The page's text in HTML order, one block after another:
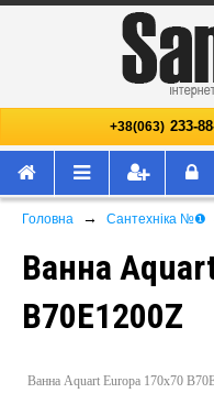
+38(063) 233-
Головна → Сантехніка №❶
Ванна
B70E1200Z
Ванна Aquart Europa 170х70